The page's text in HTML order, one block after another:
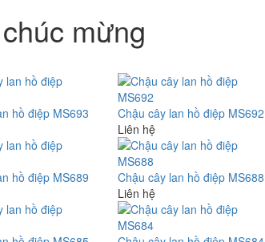
mừng
hồ điệp MS693
Chậu cây lan hồ điệp MS692
Liên hệ
hồ điệp MS689
Chậu cây lan hồ điệp MS688
Liên hệ